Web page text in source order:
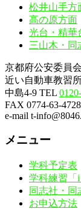
松井山手方
高の原方面
光台・精華
三山木・同
京都府公安委員
近い自動車教習
中島4-9 TEL
FAX 0774-63-4728
e-mail t-
メニュー
学科予定表
学科練習「i
同志社・同
お申込方法